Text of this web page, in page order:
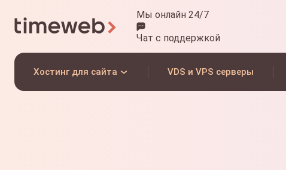
Мы онлайн 24/7
Чат с поддержкой
Хостинг для сайта VDS и VPS серверы